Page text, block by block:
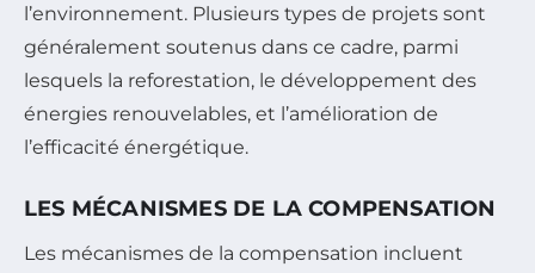
l’environnement. Plusieurs types de projets sont
généralement soutenus dans ce cadre, parmi
lesquels la reforestation, le développement des
énergies renouvelables, et l’amélioration de
l’efficacité énergétique.
LES MÉCANISMES DE LA COMPENSATION
Les mécanismes de la compensation incluent